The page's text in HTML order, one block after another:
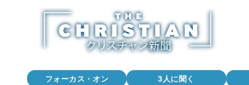
フォーカス・オン 3人に聞く